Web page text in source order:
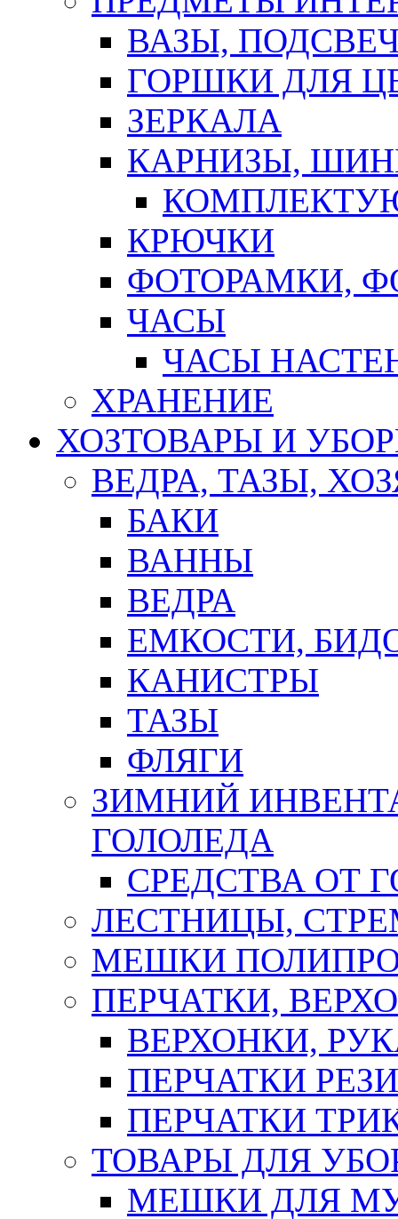
ВАЗЫ,
ГОРШКИ ДЛЯ
ЗЕРКАЛА
КАРНИЗЫ,
КРЮЧКИ
ФОТОРАМКИ,
ЧАСЫ
ЧАСЫ
ХРАНЕНИЕ
ХОЗТОВАРЫ И
ВЕДРА, ТАЗЫ,
БАКИ
ВАННЫ
ВЕДРА
ЕМКОСТИ,
КАНИСТРЫ
ТАЗЫ
ФЛЯГИ
ЗИМНИЙ
ГОЛОЛЕДА
СРЕДСТВА ОТ
ЛЕСТНИЦЫ,
МЕШКИ
ПЕРЧАТКИ,
ВЕРХОНКИ,
ПЕРЧАТКИ
ПЕРЧАТКИ
ТОВАРЫ ДЛЯ
МЕШКИ ДЛЯ